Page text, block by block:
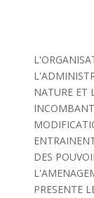
NATURE ET
DES
PRESENTE